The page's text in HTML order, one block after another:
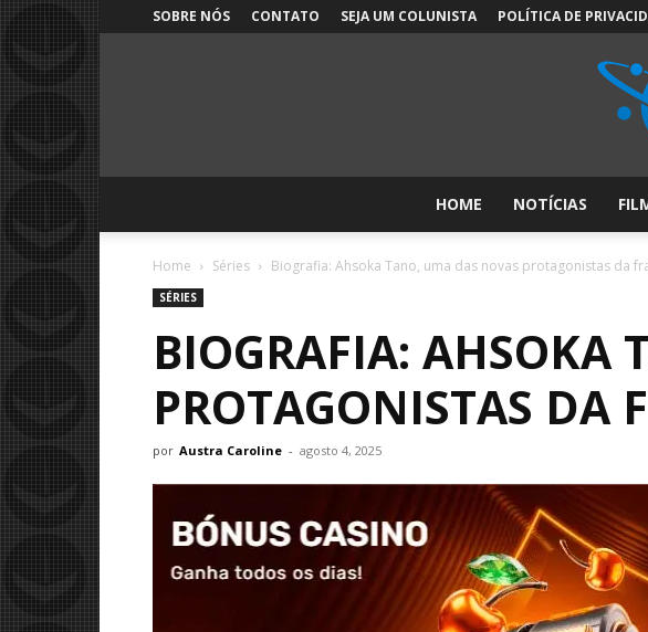
SOBRE NÓS CONTATO SEJA UM COLUNISTA POLÍTICA DE
HOME NOTÍCIAS
Home Séries Biografia: Ahsoka Tano, uma das novas protagonistas da
SÉRIES
BIOGRAFIA: AHSOKA
PROTAGONISTAS DA
por Austra Caroline - agosto 4, 2025